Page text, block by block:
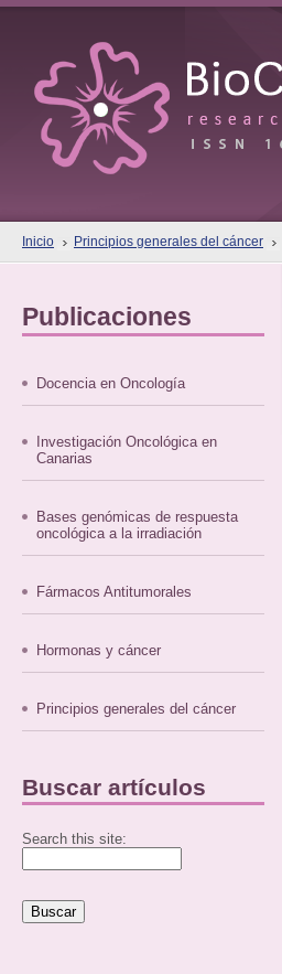
Inicio Principios generales del cáncer
Publicaciones
Docencia en Oncología
Investigación Oncológica en
Canarias
Bases genómicas de respuesta
oncológica a la irradiación
Fármacos Antitumorales
Hormonas y cáncer
Principios generales del cáncer
Buscar artículos
Search this site: